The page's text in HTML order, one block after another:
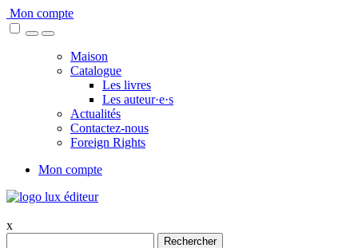
Skip
to
Mon compte
Maison
Catalogue
Les livres
Les auteur·e·s
Actualités
Contactez-nous
Foreign Rights
Mon compte
x
Rechercher